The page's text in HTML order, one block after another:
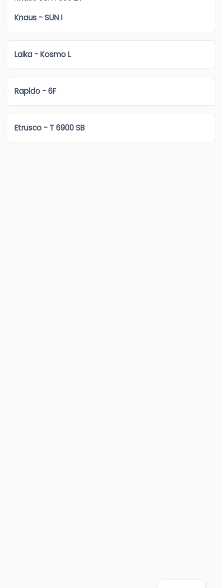
Knaus - SUN I
Laika - Kosmo L
Rapido - 6F
Etrusco - T 6900 SB